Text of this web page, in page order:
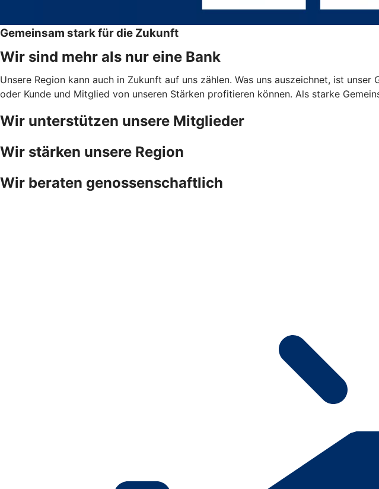
Gemeinsam stark für die Zukunft
Wir sind mehr als nur eine Bank
Unsere Region kann auch in Zukunft auf uns zählen. Was uns auszeichnet, ist
oder Kunde und Mitglied von unseren Stärken profitieren können. Als starke
Wir unterstützen unsere Mitglieder
Wir stärken unsere Region
Wir beraten genossenschaftlich